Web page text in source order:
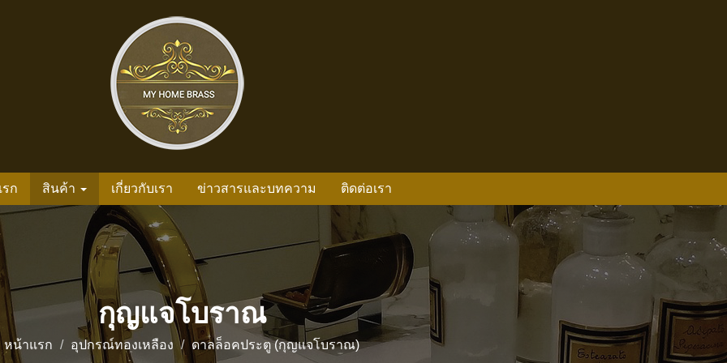
ก สินค้า เกี่ยวกับเรา ข่าวสารและบทความ ติดต่อเรา
กุญแจโบราณ
หน้าแรก อุปกรณ์ทองเหลือง ดาลล็อคประตู (กุญแจโบราณ)